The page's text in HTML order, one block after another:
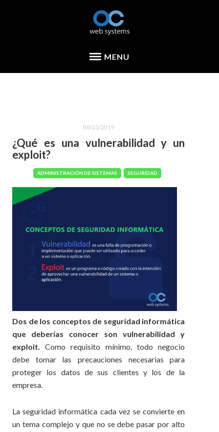
08/23/2019
¿Qué es una vulnerabilidad y un
exploit?
ADMINISTRACIÓN DE SISTEMAS SEGURIDAD
Dos de los conceptos de seguridad informática
que deberías conocer son vulnerabilidad y
exploit.Como requisito mínimo, todo negocio
debe tomar las precauciones necesarias para
proteger los datos de sus clientes y los de la
empresa.
La seguridad informática cada vez se convierte en
un tema complejo y que no se debe pasar por alto